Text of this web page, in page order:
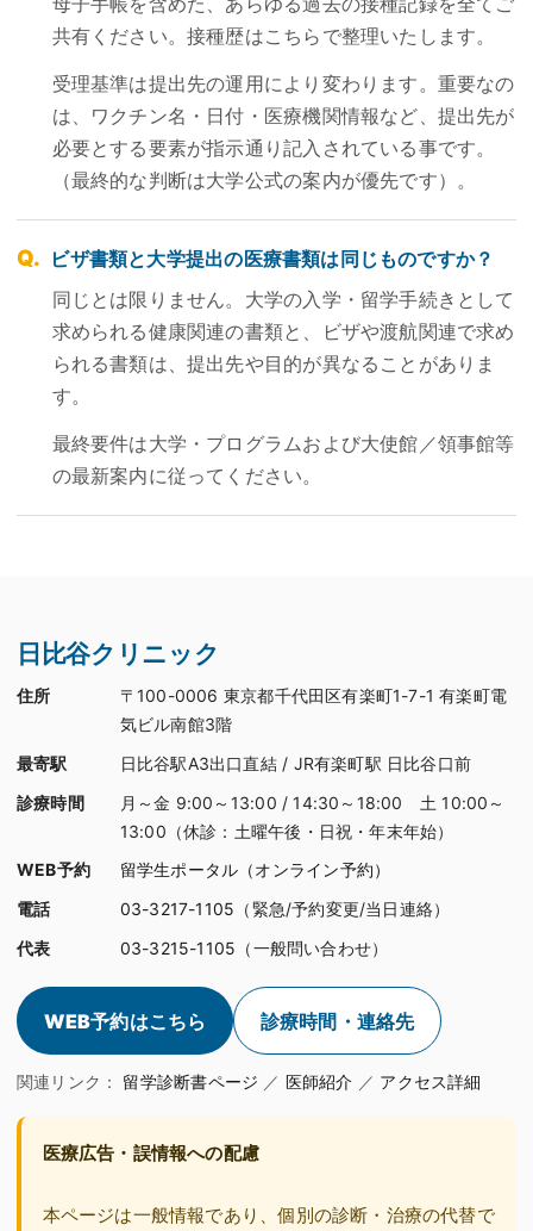
共有ください。接種歴はこちらで整理いたします。
受理基準は提出先の運用により変わります。重要なの
は、ワクチン名・日付・医療機関情報など、提出先が
必要とする要素が指示通り記入されている事です。
（最終的な判断は大学公式の案内が優先です）。
ビザ書類と大学提出の医療書類は同じものですか？
同じとは限りません。大学の入学・留学手続きとして
求められる健康関連の書類と、ビザや渡航関連で求め
られる書類は、提出先や目的が異なることがありま
す。
最終要件は大学・プログラムおよび大使館／領事館等
の最新案内に従ってください。
日比谷クリニック
住所
〒100-0006 東京都千代田区有楽町1-7-1 有楽町電
気ビル南館3階
最寄駅
日比谷駅A3出口直結 / JR有楽町駅 日比谷口前
診療時間
月～金 9:00～13:00 / 14:30～18:00 土 10:00～
13:00（休診：土曜午後・日祝・年末年始）
WEB予約
留学生ポータル（オンライン予約）
電話
03-3217-1105 （緊急/予約変更/当日連絡）
代表
03-3215-1105 （一般問い合わせ）
WEB予約はこちら 診療時間・連絡先
関連リンク： 留学診断書ページ ／ 医師紹介 ／ アクセス詳細
医療広告・誤情報への配慮
本ページは一般情報であり、個別の診断・治療の代替で